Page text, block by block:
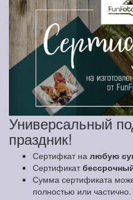
Универсальный
праздник!
Сертифкат на любую
Сертификат
Сумма сертификата
полностью или частично.